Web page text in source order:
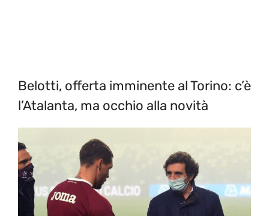
Belotti, offerta imminente al Torino: c’è
l’Atalanta, ma occhio alla novità